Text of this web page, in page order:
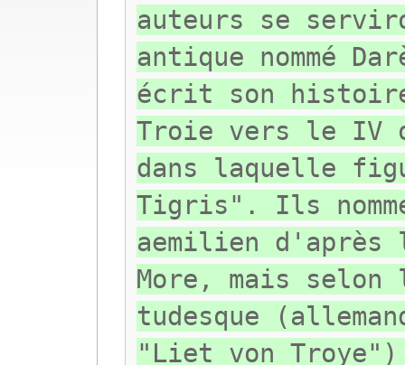
auteurs se
antique nommé
écrit son
Troie vers le IV
dans laquelle
Tigris". Ils
aemilien
More, mais
tudesque
"Liet von Troye")